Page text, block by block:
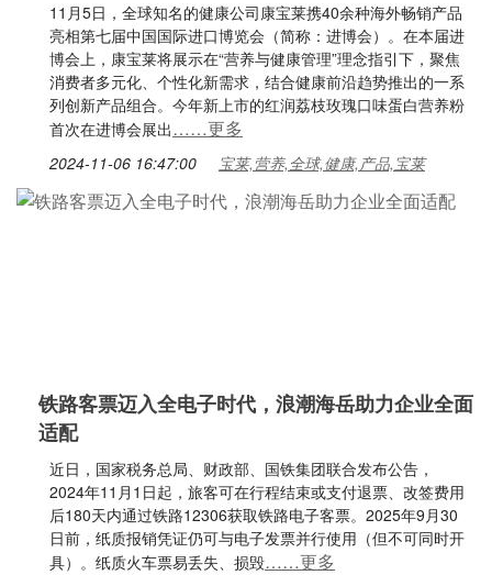
11月5日，全球知名的健康公司康宝莱携40余种海外畅销产品
亮相第七届中国国际进口博览会（简称：进博会）。在本届进
博会上，康宝莱将展示在“营养与健康管理”理念指引下，聚焦
消费者多元化、个性化新需求，结合健康前沿趋势推出的一系
列创新产品组合。今年新上市的红润荔枝玫瑰口味蛋白营养粉
首次在进博会展出……更多
2024-11-06 16:47:00 宝莱,营养,全球,健康,产品,宝莱
铁路客票迈入全电子时代，浪潮海岳助力企业全面
适配
近日，国家税务总局、财政部、国铁集团联合发布公告，
2024年11月1日起，旅客可在行程结束或支付退票、改签费用
后180天内通过铁路12306获取铁路电子客票。2025年9月30
日前，纸质报销凭证仍可与电子发票并行使用（但不可同时开
具）。纸质火车票易丢失、损毁……更多